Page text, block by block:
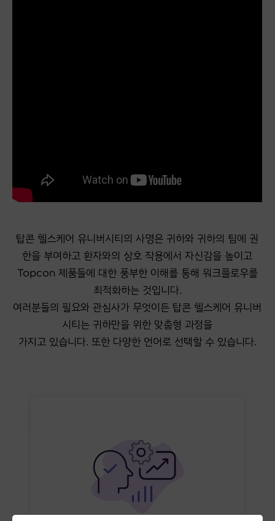
탑콘 헬스케어 유니버시티의 사명은 귀하와 귀하의 팀에 권
한을 부여하고 환자와의 상호 작용에서 자신감을 높이고
Topcon 제품들에 대한 풍부한 이해를 통해 워크플로우를
최적화하는 것입니다.
여러분들의 필요와 관심사가 무엇이든 탑콘 헬스케어 유니버
시티는 귀하만을 위한 맞춤형 과정을
가지고 있습니다. 또한 다양한 언어로 선택할 수 있습니다.